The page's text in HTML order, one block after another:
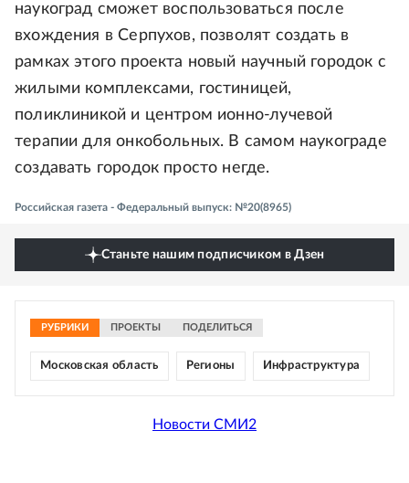
наукоград сможет воспользоваться после
вхождения в Серпухов, позволят создать в
рамках этого проекта новый научный городок с
жилыми комплексами, гостиницей,
поликлиникой и центром ионно-лучевой
терапии для онкобольных. В самом наукограде
создавать городок просто негде.
Российская газета - Федеральный выпуск: №20(8965)
Станьте нашим подписчиком в Дзен
РУБРИКИ ПРОЕКТЫ ПОДЕЛИТЬСЯ
Московская область Регионы Инфраструктура
Новости СМИ2